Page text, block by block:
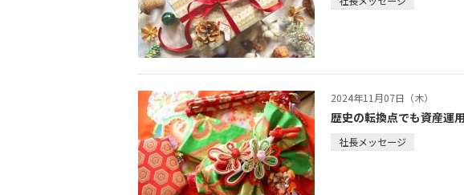
2024年11月07日（木）
歴史の転換点でも資産運
社長メッセージ